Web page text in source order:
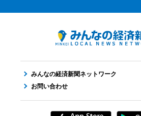
みんなの経済新聞ネットワーク
お問い合わせ